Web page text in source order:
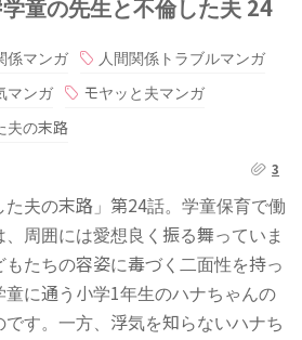
童の先生と不倫した夫 24
係マンガ
人間関係トラブルマンガ
マンガ
モヤッと夫マンガ
夫の末路
3
た夫の末路」第24話。学童保育で働
周囲には愛想良く振る舞っていま
たちの容姿に毒づく二面性を持っ
に通う小学1年生のハナちゃんの
す。一方、浮気を知らないハナち